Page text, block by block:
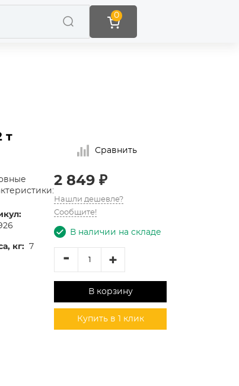
0
т
Сравнить
кг: 7
2 849 ₽
Нашли дешевле?
Сообщите!
В наличии на складе
- +
В корзину
Купить в 1 клик